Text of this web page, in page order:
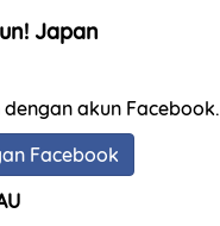
Japan
akun Facebook.
Facebook